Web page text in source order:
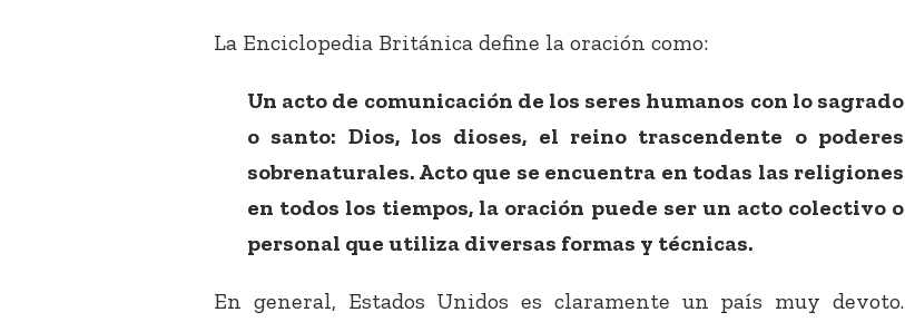
La Enciclopedia Británica define la oración como:
Un acto de comunicación de los seres humanos con lo sagrado
o santo: Dios, los dioses, el reino trascendente o poderes
sobrenaturales. Acto que se encuentra en todas las religiones
en todos los tiempos, la oración puede ser un acto colectivo o
personal que utiliza diversas formas y técnicas.
En general, Estados Unidos es claramente un país muy devoto.
Conecta con
tu área